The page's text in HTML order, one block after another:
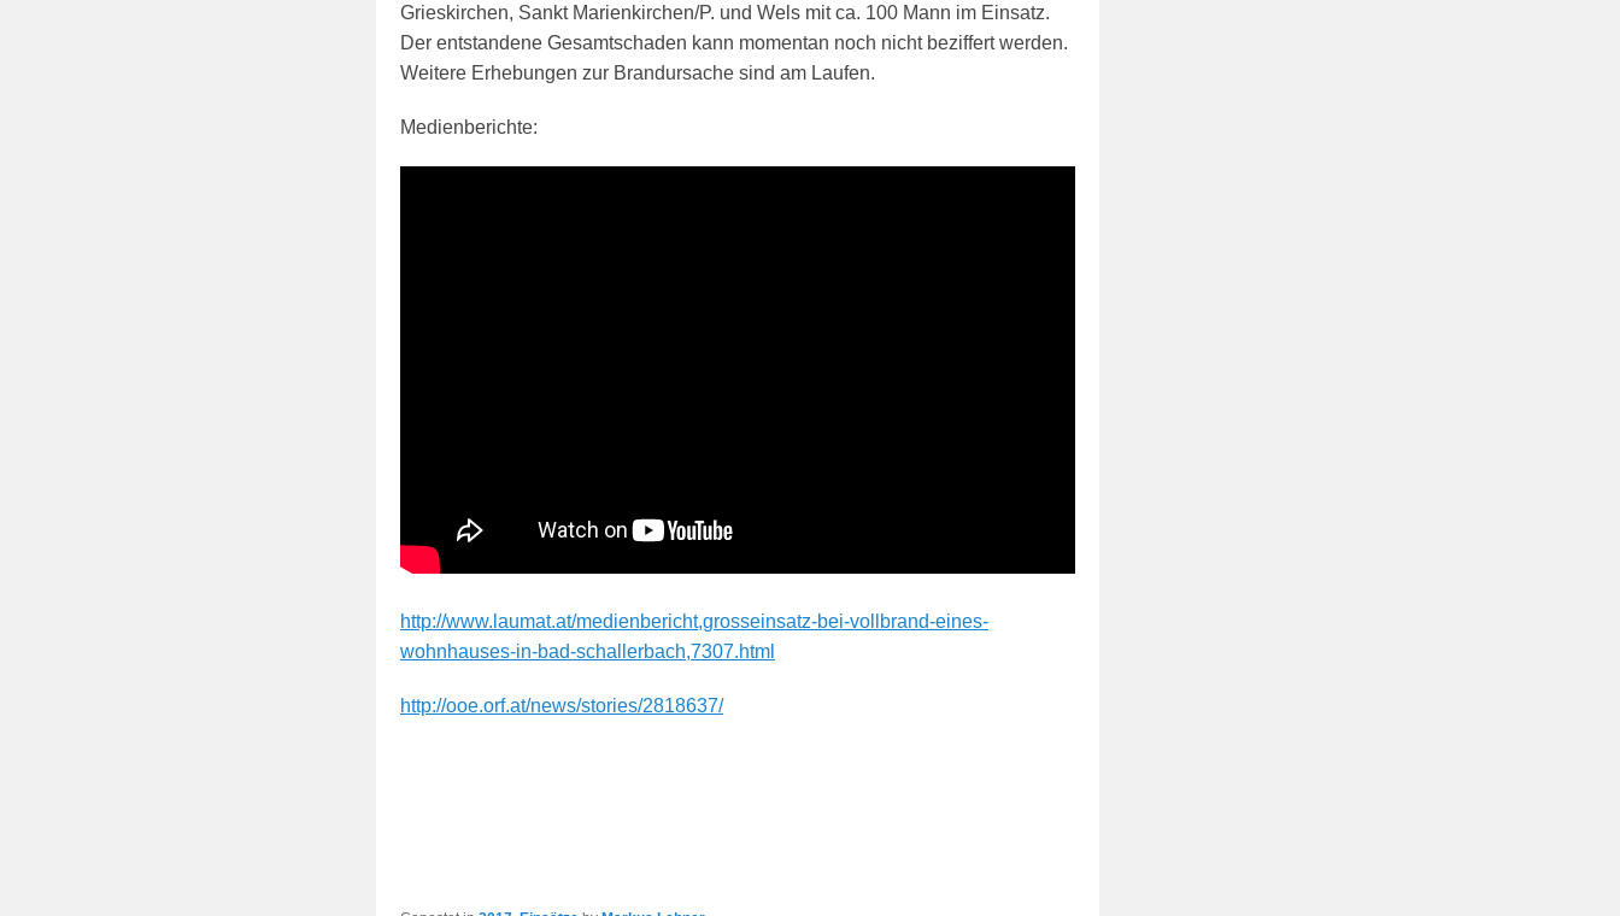
Grieskirchen, Sankt Marienkirchen/P. und Wels mit ca. 100 Mann im Einsatz.
Der entstandene Gesamtschaden kann momentan noch nicht beziffert werden.
Weitere Erhebungen zur Brandursache sind am Laufen.
Medienberichte:
http://www.laumat.at/medienbericht,grosseinsatz-bei-vollbrand-eines-
wohnhauses-in-bad-schallerbach,7307.html
http://ooe.orf.at/news/stories/2818637/